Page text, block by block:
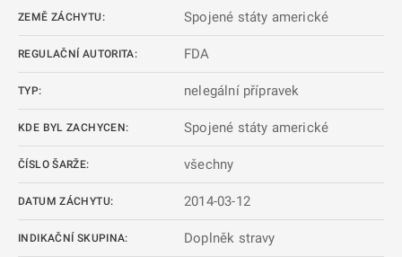
ZEMĚ ZÁCHYTU: Spojené státy americké
REGULAČNÍ AUTORITA: FDA
TYP: nelegální přípravek
KDE BYL ZACHYCEN: Spojené státy americké
ČÍSLO ŠARŽE: všechny
DATUM ZÁCHYTU: 2014-03-12
INDIKAČNÍ SKUPINA: Doplněk stravy